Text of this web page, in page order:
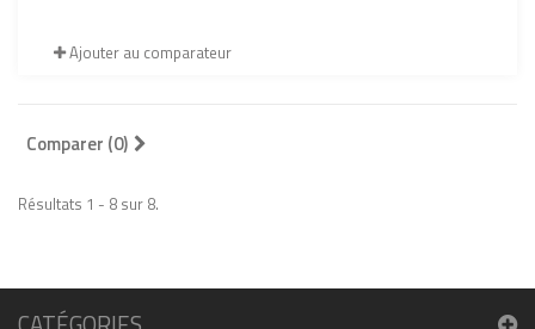
Ajouter au comparateur
Comparer (0)
Résultats 1 - 8 sur 8.